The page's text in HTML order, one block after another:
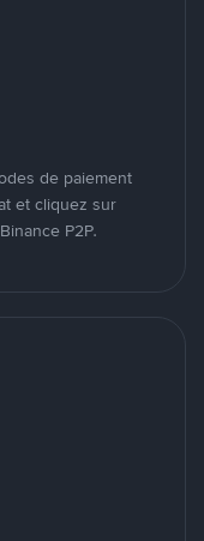
de paiement
et cliquez sur
P2P.